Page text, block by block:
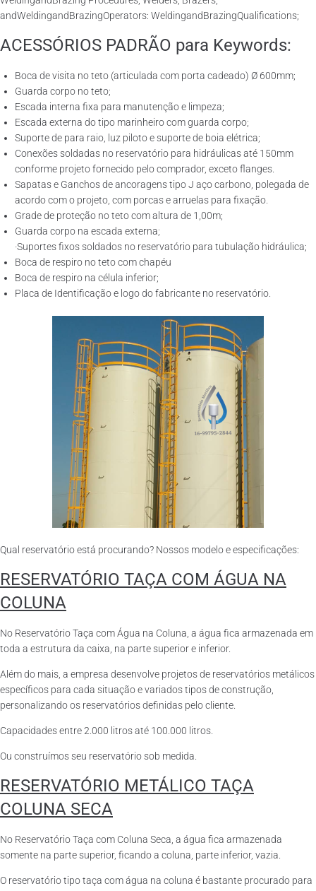
andWeldingandBrazingOperators: WeldingandBrazingQualifications;
ACESSÓRIOS PADRÃO para Keywords:
Boca de visita no teto (articulada com porta cadeado) Ø 600mm;
Guarda corpo no teto;
Escada interna fixa para manutenção e limpeza;
Escada externa do tipo marinheiro com guarda corpo;
Suporte de para raio, luz piloto e suporte de boia elétrica;
Conexões soldadas no reservatório para hidráulicas até 150mm
conforme projeto fornecido pelo comprador, exceto flanges.
Sapatas e Ganchos de ancoragens tipo J aço carbono, polegada de
acordo com o projeto, com porcas e arruelas para fixação.
Grade de proteção no teto com altura de 1,00m;
Guarda corpo na escada externa;
·Suportes fixos soldados no reservatório para tubulação hidráulica;
Boca de respiro no teto com chapéu
Boca de respiro na célula inferior;
Placa de Identificação e logo do fabricante no reservatório.
Qual reservatório está procurando? Nossos modelo e especificações:
RESERVATÓRIO TAÇA COM ÁGUA NA
COLUNA
No Reservatório Taça com Água na Coluna, a água fica armazenada em
toda a estrutura da caixa, na parte superior e inferior.
Além do mais, a empresa desenvolve projetos de reservatórios metálicos
específicos para cada situação e variados tipos de construção,
personalizando os reservatórios definidas pelo cliente.
Capacidades entre 2.000 litros até 100.000 litros.
Ou construímos seu reservatório sob medida.
RESERVATÓRIO METÁLICO TAÇA
COLUNA SECA
No Reservatório Taça com Coluna Seca, a água fica armazenada
somente na parte superior, ficando a coluna, parte inferior, vazia.
O reservatório tipo taça com água na coluna é bastante procurado para